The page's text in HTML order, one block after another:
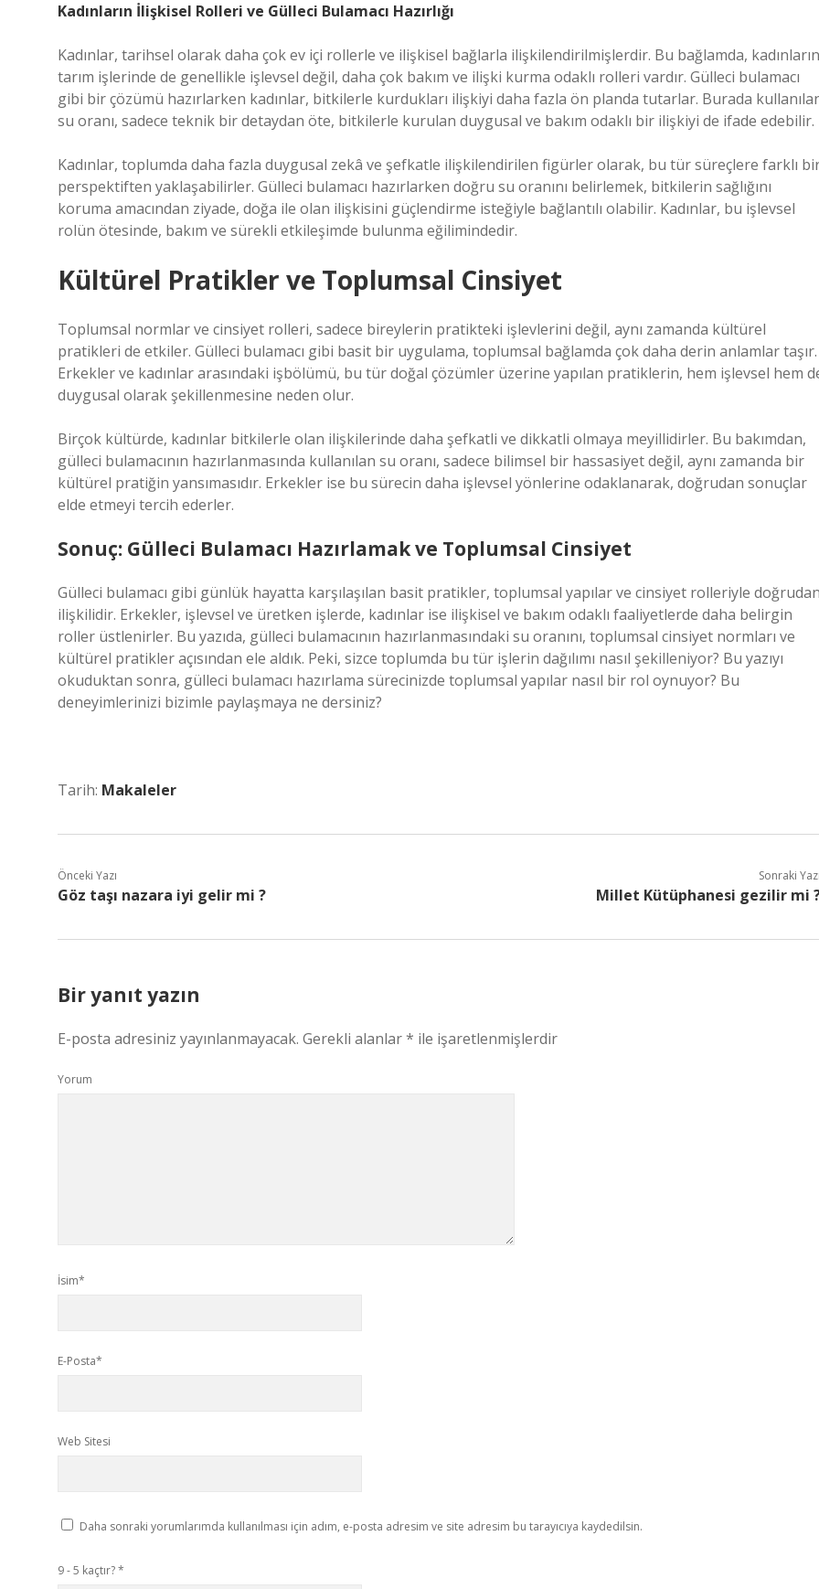
Kadınların İlişkisel Rolleri ve Gülleci Bulamacı Hazırlığı
Kadınlar, tarihsel olarak daha çok ev içi rollerle ve ilişkisel bağlarla ilişkilendirilmişlerdir. Bu bağlamda, kadınların
tarım işlerinde de genellikle işlevsel değil, daha çok bakım ve ilişki kurma odaklı rolleri vardır. Gülleci bulamacı
gibi bir çözümü hazırlarken kadınlar, bitkilerle kurdukları ilişkiyi daha fazla ön planda tutarlar. Burada
su oranı, sadece teknik bir detaydan öte, bitkilerle kurulan duygusal ve bakım odaklı bir ilişkiyi de ifade edebilir.
Kadınlar, toplumda daha fazla duygusal zekâ ve şefkatle ilişkilendirilen figürler olarak, bu tür süreçlere farklı
perspektiften yaklaşabilirler. Gülleci bulamacı hazırlarken doğru su oranını belirlemek, bitkilerin sağlığını
koruma amacından ziyade, doğa ile olan ilişkisini güçlendirme isteğiyle bağlantılı olabilir. Kadınlar, bu işlevsel
rolün ötesinde, bakım ve sürekli etkileşimde bulunma eğilimindedir.
Kültürel Pratikler ve Toplumsal Cinsiyet
Toplumsal normlar ve cinsiyet rolleri, sadece bireylerin pratikteki işlevlerini değil, aynı zamanda kültürel
pratikleri de etkiler. Gülleci bulamacı gibi basit bir uygulama, toplumsal bağlamda çok daha derin anlamlar taşır.
Erkekler ve kadınlar arasındaki işbölümü, bu tür doğal çözümler üzerine yapılan pratiklerin, hem işlevsel hem
duygusal olarak şekillenmesine neden olur.
Birçok kültürde, kadınlar bitkilerle olan ilişkilerinde daha şefkatli ve dikkatli olmaya meyillidirler. Bu bakımdan,
gülleci bulamacının hazırlanmasında kullanılan su oranı, sadece bilimsel bir hassasiyet değil, aynı zamanda bir
kültürel pratiğin yansımasıdır. Erkekler ise bu sürecin daha işlevsel yönlerine odaklanarak, doğrudan sonuçlar
elde etmeyi tercih ederler.
Sonuç: Gülleci Bulamacı Hazırlamak ve Toplumsal Cinsiyet
Gülleci bulamacı gibi günlük hayatta karşılaşılan basit pratikler, toplumsal yapılar ve cinsiyet rolleriyle
ilişkilidir. Erkekler, işlevsel ve üretken işlerde, kadınlar ise ilişkisel ve bakım odaklı faaliyetlerde daha belirgin
roller üstlenirler. Bu yazıda, gülleci bulamacının hazırlanmasındaki su oranını, toplumsal cinsiyet normları ve
kültürel pratikler açısından ele aldık. Peki, sizce toplumda bu tür işlerin dağılımı nasıl şekilleniyor? Bu yazıyı
okuduktan sonra, gülleci bulamacı hazırlama sürecinizde toplumsal yapılar nasıl bir rol oynuyor? Bu
deneyimlerinizi bizimle paylaşmaya ne dersiniz?
Tarih: Makaleler
Önceki Yazı
Göz taşı nazara iyi gelir mi ?
Sonraki
Millet Kütüphanesi gezilir mi
Bir yanıt yazın
E-posta adresiniz yayınlanmayacak. Gerekli alanlar* ile işaretlenmişlerdir
Yorum
İsim*
E-Posta*
Web Sitesi
Daha sonraki yorumlarımda kullanılması için adım, e-posta adresim ve site adresim bu tarayıcıya kaydedilsin.
9 - 5 kaçtır?*